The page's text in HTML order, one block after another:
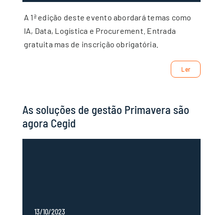
A 1ª edição deste evento abordará temas como
IA, Data, Logística e Procurement. Entrada
gratuita mas de inscrição obrigatória.
Ler
As soluções de gestão Primavera são
agora Cegid
13/10/2023